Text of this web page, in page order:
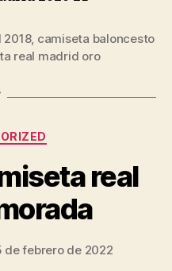
2018, camiseta baloncesto
real madrid oro
real
de febrero de 2022